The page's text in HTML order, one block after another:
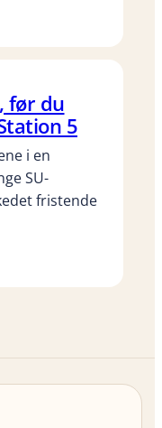
før du
5
i en
SU-
fristende